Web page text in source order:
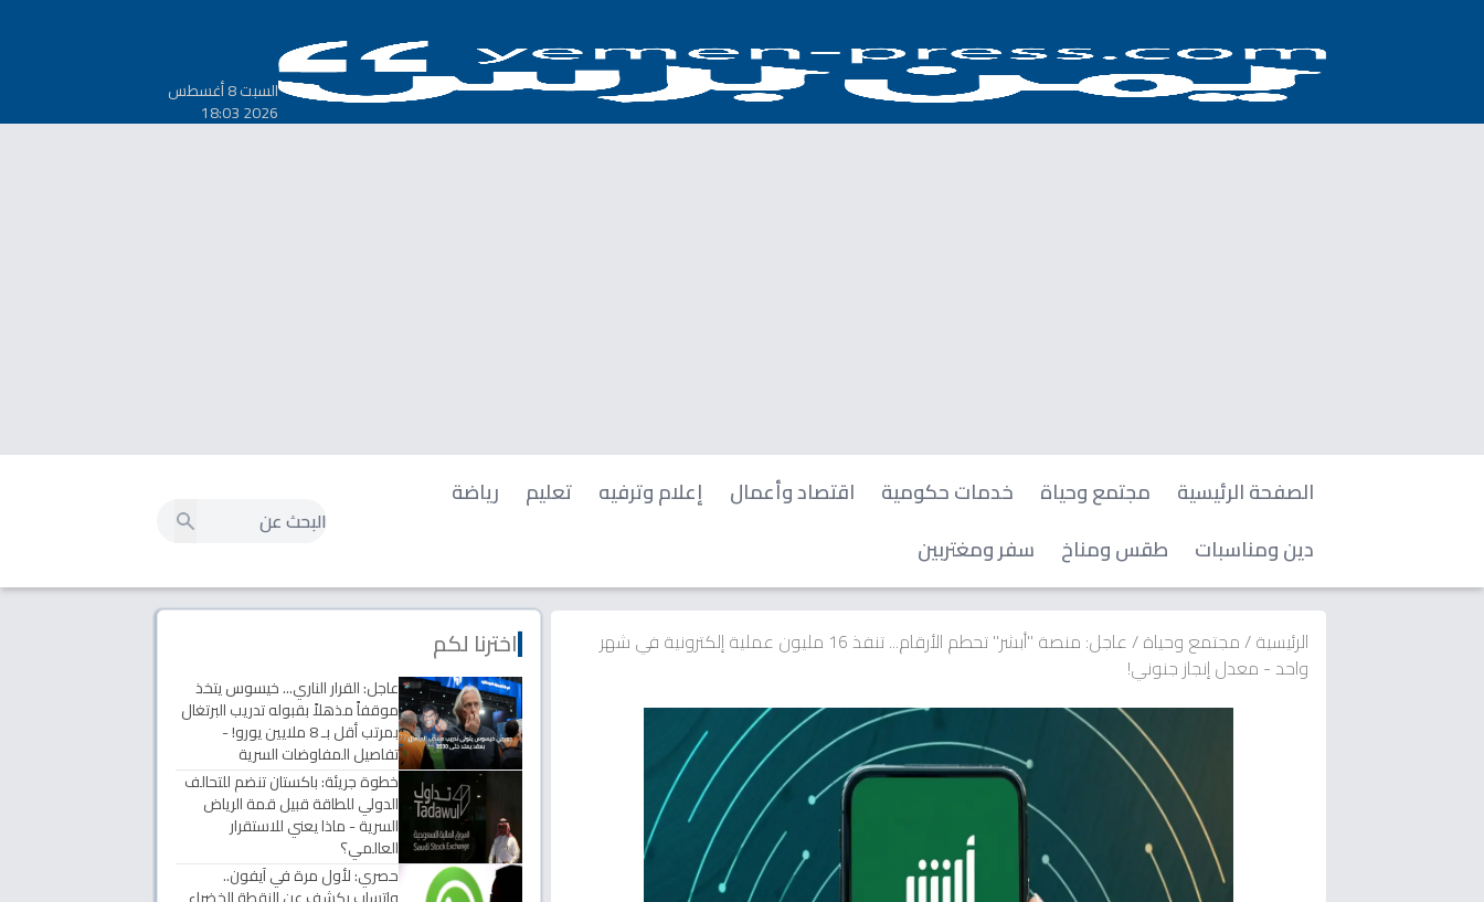
السبت 8 أغسطس
2026 18:03
الصفحة الرئيسية مجتمع وحياة خدمات حكومية اقتصاد وأعمال إعلام وترفيه تعليم
رياضة
دين ومناسبات
طقس ومناخ سفر ومغتربين
الرئيسية/مجتمع وحياة/
عاجل: منصة "أبشر" تحطم الأرقام... تنفذ 16 مليون عملية إلكترونية في شهر
واحد - معدل إنجاز جنوني!
اخترنا لكم
عاجل: القرار الناري... خيسوس يتخذ
موقفاً مذهلاً بقبوله تدريب البرتغال
بمرتب أقل بـ 8 ملايين يورو! -
تفاصيل المفاوضات السرية
خطوة جريئة: باكستان تنضم للتحالف
الدولي للطاقة قبيل قمة الرياض
السرية - ماذا يعني للاستقرار
العالمي؟
حصري: لأول مرة في آيفون..